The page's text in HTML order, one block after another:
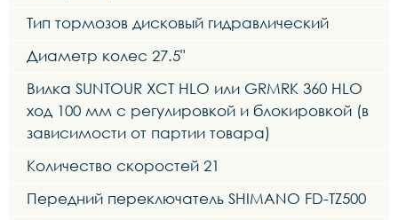
Тип тормозов дисковый гидравлический
Диаметр колес 27.5"
Вилка SUNTOUR XCT HLO или GRMRK 360 HLO
ход 100 мм с регулировкой и блокировкой (в
зависимости от партии товара)
Количество скоростей 21
Передний переключатель SHIMANO FD-TZ500